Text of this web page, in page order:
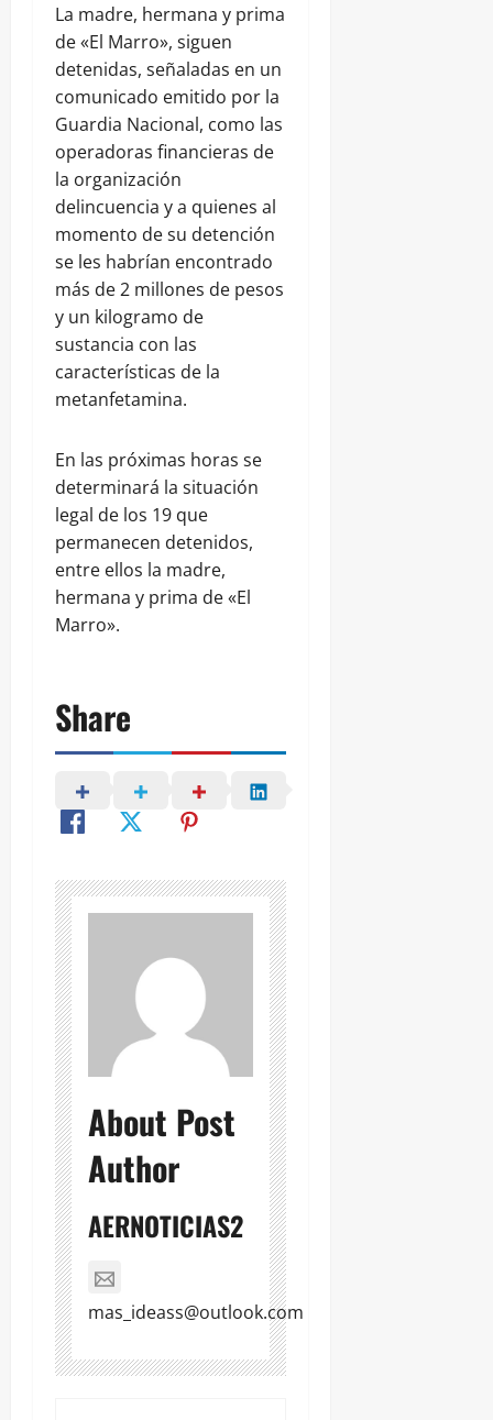
La madre, hermana y prima
de «El Marro», siguen
detenidas, señaladas en un
comunicado emitido por la
Guardia Nacional, como las
operadoras financieras de
la organización
delincuencia y a quienes al
momento de su detención
se les habrían encontrado
más de 2 millones de pesos
y un kilogramo de
sustancia con las
características de la
metanfetamina.
En las próximas horas se
determinará la situación
legal de los 19 que
permanecen detenidos,
entre ellos la madre,
hermana y prima de «El
Marro».
Share
About Post
Author
AERNOTICIAS2
mas_ideass@outlook.com